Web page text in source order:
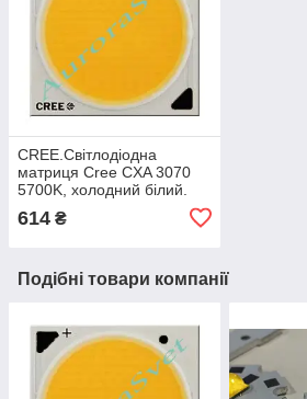
CREE.Світлодіодна
матриця Cree CXA 3070
5700K, холодний білий.
Світлодіодна матриця.
614 ₴
Подібні товари компанії